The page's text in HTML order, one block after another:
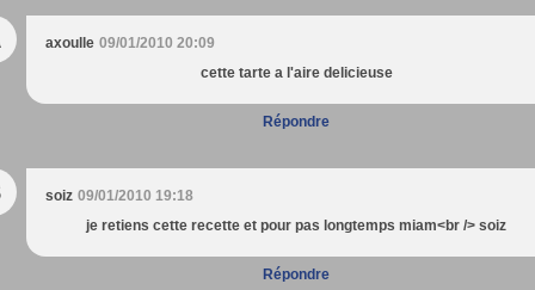
axoulle 09/01/2010 20:09
cette tarte a l'aire delicieuse
Répondre
soiz 09/01/2010 19:18
je retiens cette recette et pour pas longtemps miam<br /> soiz
Répondre